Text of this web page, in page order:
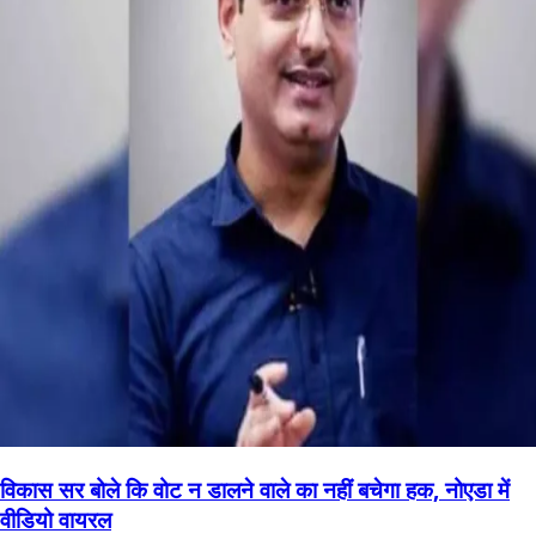
विकास सर बोले कि वोट न डालने वाले का नहीं बचेगा हक, नोएडा में
वीडियो वायरल